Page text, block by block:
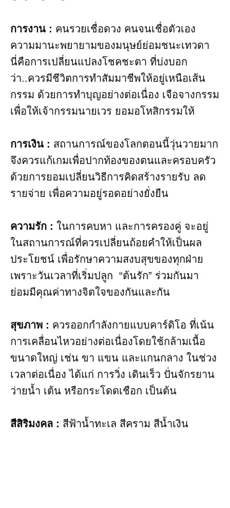
การงาน​ : คนรวยเชื่อดวง คนจนเชื่อตัวเอง
ความมานะพยายามของมนุษย์ย่อมชนะเทวดา
นี่คือการเปลี่ยนแปลงโชคชะตา ที่บ่งบอก
ว่า..ควรมีชีวิตการทำสัมมาชีพให้อยู่เหนือเส้น
กรรม ด้วยการทำบุญอย่างต่อเนื่อง เจือจางกรรม
เพื่อให้เจ้ากรรมนายเวร ยอมอโหสิกรรมให้
การเงิน : สถานการณ์ของโลกตอนนี้วุ่นวายมาก
จึงควรแก้เกมเพื่อปากท้องของตนและครอบครัว
ด้วยการยอมเปลี่ยนวิธีการคิดสร้างรายรับ ลด
รายจ่าย เพื่อความอยู่รอดอย่างยั่งยืน
ความรัก : ในการคบหา และการครองคู่ จะอยู่
ในสถานการณ์ที่ควรเปลี่ยนถ้อยคำให้เป็นผล
ประโยชน์ เพื่อรักษาความสงบสุขของทุกฝ่าย
เพราะวันเวลาที่เริ่มปลูก “ต้นรัก” ร่วมกันมา
ย่อมมีคุณค่าทางจิตใจของกันและกัน
สุขภาพ : ควรออกกำลังกายแบบคาร์ดิโอ ที่เน้น
การเคลื่อนไหวอย่างต่อเนื่องโดยใช้กล้ามเนื้อ
ขนาดใหญ่ เช่น ขา แขน และแกนกลาง ในช่วง
เวลาต่อเนื่อง ได้แก่ การวิ่ง เดินเร็ว ปั่นจักรยาน
ว่ายน้ำ เต้น หรือกระโดดเชือก เป็นต้น
สีสิริมงคล : สีฟ้าน้ำทะเล สีคราม สีน้ำเงิน